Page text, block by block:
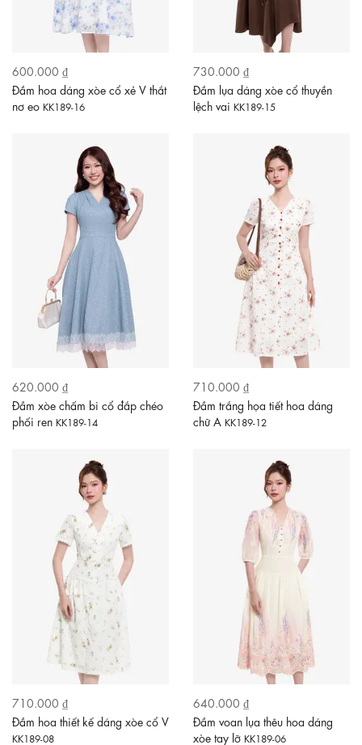
600.000 ₫
Đầm hoa dáng xòe cổ xẻ V thắt
nơ eo KK189-16
730.000 ₫
Đầm lụa dáng xòe cổ thuyền
lệch vai KK189-15
620.000 ₫
Đầm xòe chấm bi cổ đắp chéo
phối ren KK189-14
710.000 ₫
Đầm trắng họa tiết hoa dáng
chữ A KK189-12
710.000 ₫
Đầm hoa thiết kế dáng xòe cổ V
KK189-08
640.000 ₫
Đầm voan lụa thêu hoa dáng
xòe tay lỡ KK189-06